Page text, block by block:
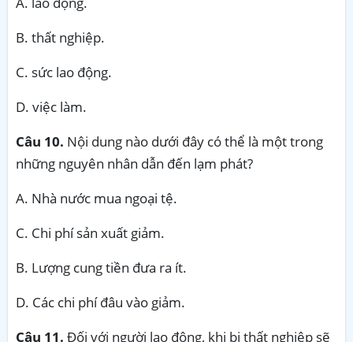
B. thất nghiệp.
C. sức lao động.
D. việc làm.
Câu 10. Nội dung nào dưới đây có thể là một trong
những nguyên nhân dẫn đến lạm phát?
A. Nhà nước mua ngoại tệ.
C. Chi phí sản xuất giảm.
B. Lượng cung tiền đưa ra ít.
D. Các chi phí đâu vào giảm.
Câu 11. Đối với người lao động, khi bị thất nghiệp sẽ